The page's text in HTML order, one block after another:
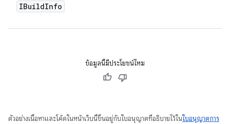
IBuildInfo
ข้อมูลนี้มีประโยชน์ไหม
ตัวอย่างเนื้อหาและโค้ดในหน้าเว็บนี้ขึ้นอยู่กับใบอนุญาตที่อธิบายไว้ในใบอนุญาตการ